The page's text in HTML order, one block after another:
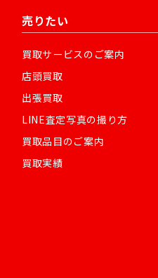
売りたい
買取サービスのご案内
店頭買取
出張買取
LINE査定写真の撮り方
買取品目のご案内
買取実績